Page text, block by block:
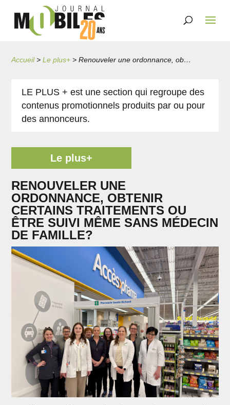
Accueil>Le plus+ > Renouveler une ordonnance, obtenir certains traitements ou être suivi même sans médecin de famille?
LE PLUS + est une section qui regroupe des
contenus promotionnels produits par ou pour
des annonceurs.
Le plus+
RENOUVELER UNE
ORDONNANCE, OBTENIR
CERTAINS TRAITEMENTS OU
ÊTRE SUIVI MÊME SANS MÉDECIN
DE FAMILLE?